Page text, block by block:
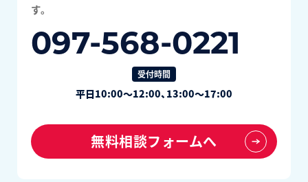
す。
097-568-0221
受付時間
平日10:00～12:00、13:00～17:00
無料相談フォームへ